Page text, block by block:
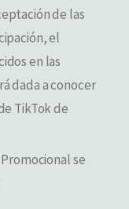
de las
el
en las
dada a conocer
TikTok de
se